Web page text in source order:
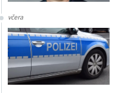
včera